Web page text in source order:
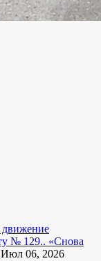
движение
№ 129.. «Снова
Июл 06, 2026